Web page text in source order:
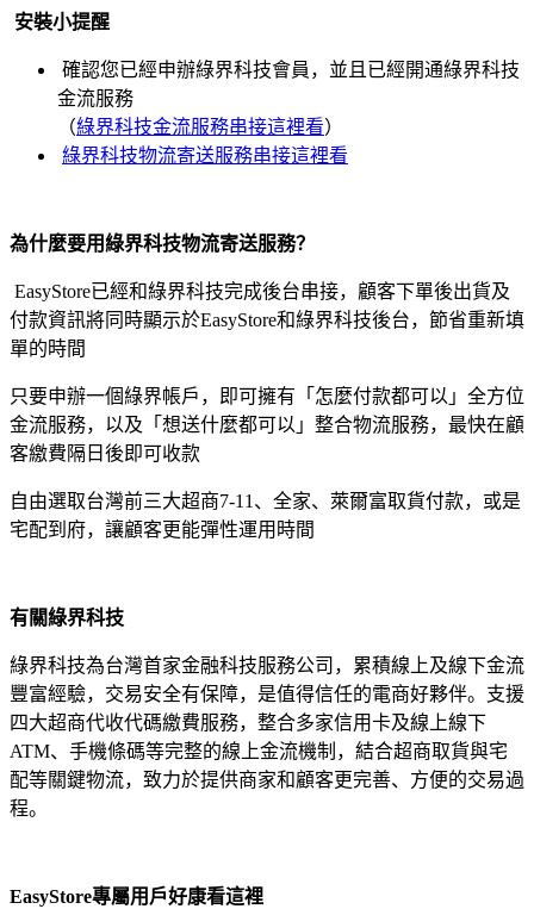
安裝小提醒
確認您已經申辦綠界科技會員，並且已經開通綠界科技
金流服務
（綠界科技金流服務串接這裡看）
綠界科技物流寄送服務串接這裡看
為什麼要用綠界科技物流寄送服務？
EasyStore已經和綠界科技完成後台串接，顧客下單後出貨及
付款資訊將同時顯示於EasyStore和綠界科技後台，節省重新填
單的時間
只要申辦一個綠界帳戶，即可擁有「怎麼付款都可以」全方位
金流服務，以及「想送什麼都可以」整合物流服務，最快在顧
客繳費隔日後即可收款
自由選取台灣前三大超商7-11、全家、萊爾富取貨付款，或是
宅配到府，讓顧客更能彈性運用時間
有關綠界科技
綠界科技為台灣首家金融科技服務公司，累積線上及線下金流
豐富經驗，交易安全有保障，是值得信任的電商好夥伴。支援
四大超商代收代碼繳費服務，整合多家信用卡及線上線下
ATM、手機條碼等完整的線上金流機制，結合超商取貨與宅
配等關鍵物流，致力於提供商家和顧客更完善、方便的交易過
程。
EasyStore專屬用戶好康看這裡